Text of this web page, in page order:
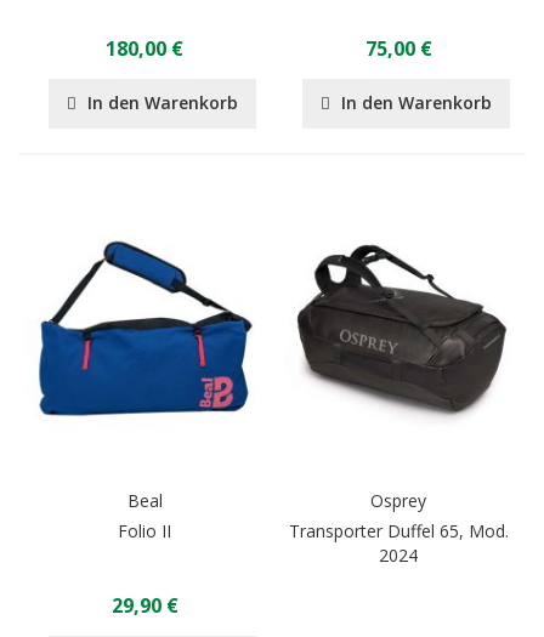
180,00 €
In den Warenkorb
75,00 €
In den Warenkorb
Beal
Folio II
29,90 €
Osprey
Transporter Duffel 65, Mod.
2024